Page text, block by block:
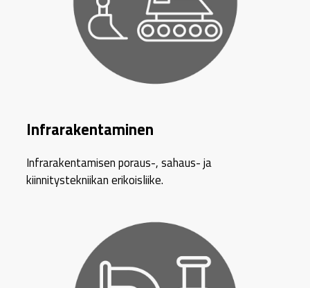
Infrarakentaminen
Infrarakentamisen poraus-, sahaus- ja
kiinnitystekniikan erikoisliike.